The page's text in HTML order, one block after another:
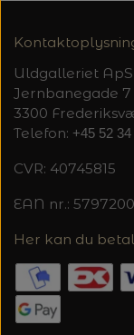
Uldgalleriet ApS
Jernbanegade 7
3300
Telefon: +45 52
CVR: 40745815
EAN nr.:
Her kan du